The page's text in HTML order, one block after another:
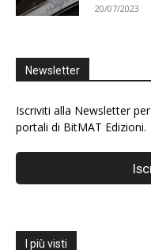
20/07/2023
Newsletter
Iscriviti alla Newsletter
portali di BitMAT Edizioni.
I più visti